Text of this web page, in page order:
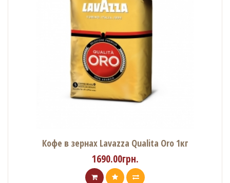
Кофе в зернах Lavazza Qualita Oro 1кг
1690.00грн.